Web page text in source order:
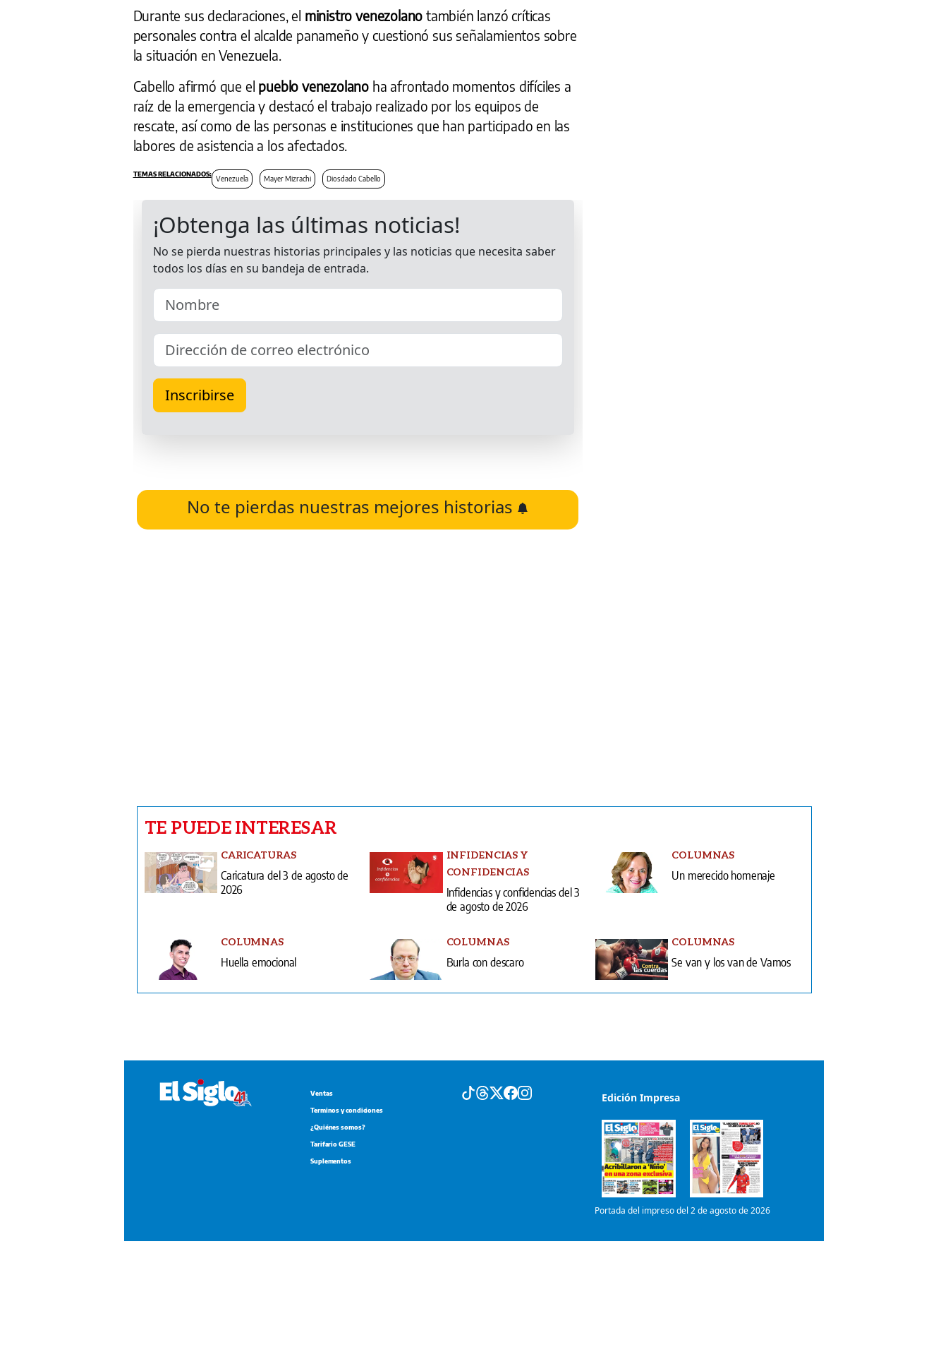
Durante sus declaraciones, el ministro venezolano también lanzó críticas
personales contra el alcalde panameño y cuestionó sus señalamientos sobre
la situación en Venezuela.
Cabello afirmó que el pueblo venezolano ha afrontado momentos difíciles a
raíz de la emergencia y destacó el trabajo realizado por los equipos de
rescate, así como de las personas e instituciones que han participado en las
labores de asistencia a los afectados.
Venezuela Mayer Mizrachi Diosdado Cabello
No te pierdas nuestras mejores historias
TE PUEDE INTERESAR
CARICATURAS
Caricatura del 3 de agosto de
2026
INFIDENCIAS Y
CONFIDENCIAS
Infidencias y confidencias del 3
de agosto de 2026
COLUMNAS
Un merecido homenaje
COLUMNAS
Huella emocional
COLUMNAS
Burla con descaro
COLUMNAS
Se van y los van de Vamos
Suplementos
Portada del impreso del 2 de agosto de 2026